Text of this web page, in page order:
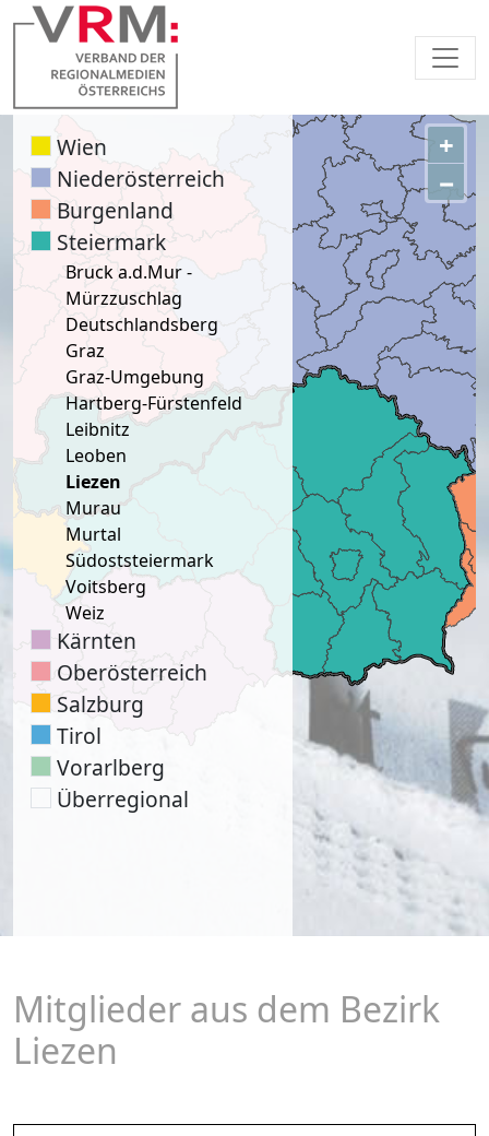
+
−
Wien
Niederösterreich
Burgenland
Steiermark
Bruck a.d.Mur -
Mürzzuschlag
Deutschlandsberg
Graz
Graz-Umgebung
Hartberg-Fürstenfeld
Leibnitz
Leoben
Liezen
Murau
Murtal
Südoststeiermark
Voitsberg
Weiz
Kärnten
Oberösterreich
Salzburg
Tirol
Vorarlberg
Überregional
Mitglieder aus dem Bezirk
Liezen